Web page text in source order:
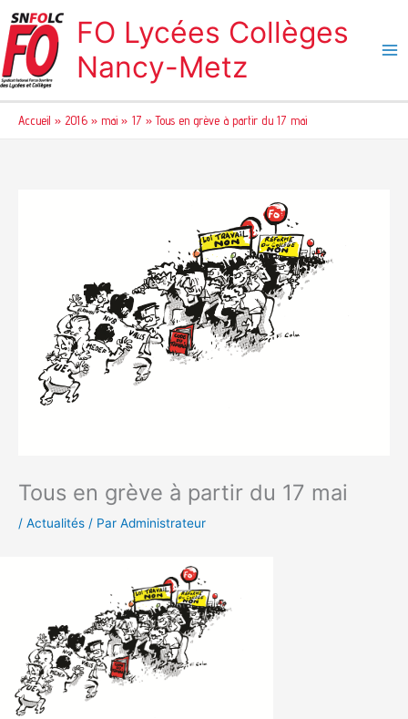
au
contenu
FO Lycées Collèges
Nancy-Metz
Accueil 2016 mai 17 Tous en grève à partir du 17 mai
Tous en grève à partir du 17 mai
/ Actualités / Par Administrateur